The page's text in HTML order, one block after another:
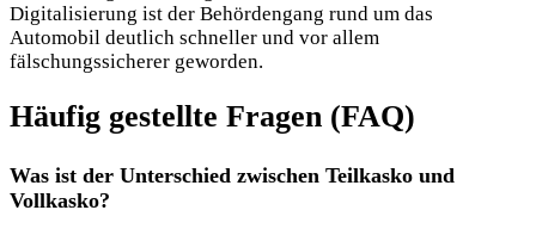
Digitalisierung ist der Behördengang rund um das
Automobil deutlich schneller und vor allem
fälschungssicherer geworden.
Häufig gestellte Fragen (FAQ)
Was ist der Unterschied zwischen Teilkasko und
Vollkasko?